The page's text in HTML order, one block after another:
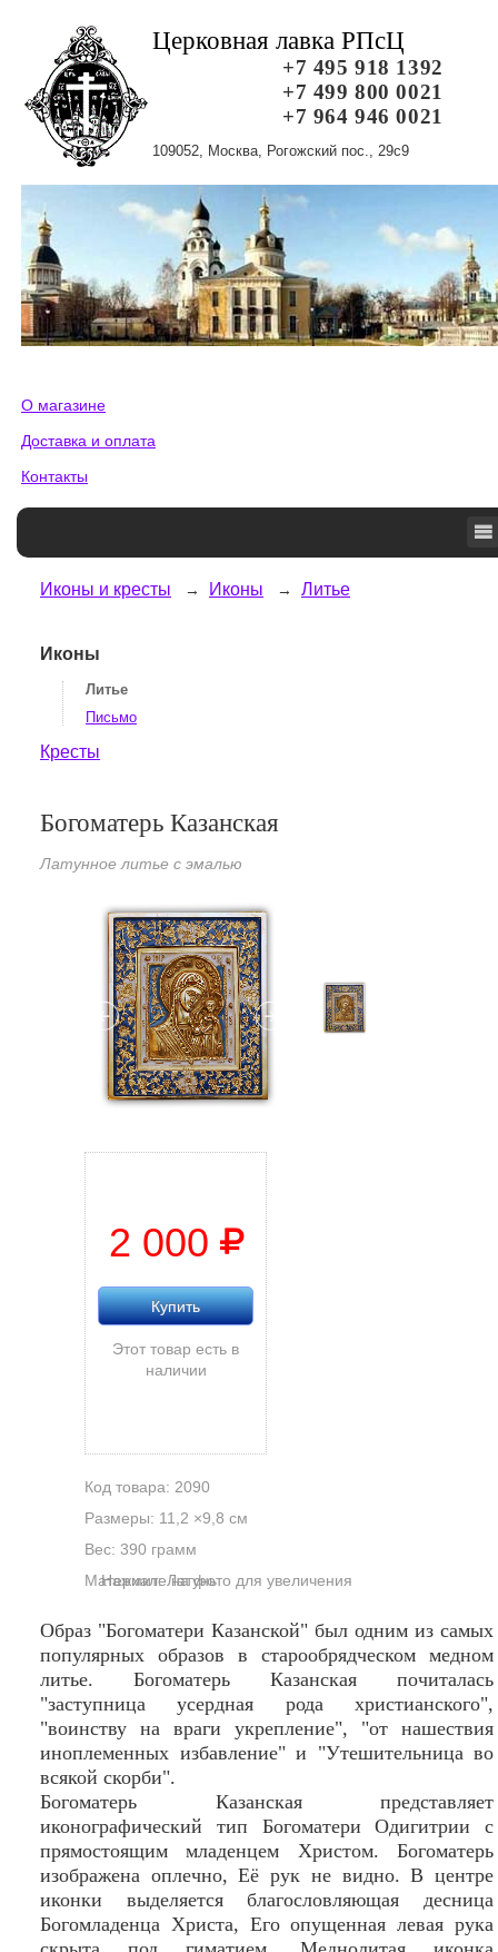
Церковная лавка РПсЦ
+7 495 918 1392
+7 499 800 0021
+7 964 946 0021
109052, Москва, Рогожский пос., 29с9
О магазине
Доставка и оплата
Контакты
Иконы и кресты Иконы Литье
Иконы
Литье
Письмо
Кресты
Богоматерь Казанская
Латунное литье с эмалью
Нажмите на фото для увеличения
2 000
Купить
Этот товар есть в
наличии
Код товара: 2090
Размеры: 11,2 ×9,8 см
Вес: 390 грамм
Материал: Латунь
Образ "Богоматери Казанской" был одним из самых
популярных образов в старообрядческом медном
литье. Богоматерь Казанская почиталась
"заступница усердная рода христианского",
"воинству на враги укрепление", "от нашествия
иноплеменных избавление" и "Утешительница во
всякой скорби".
Богоматерь Казанская представляет
иконографический тип Богоматери Одигитрии с
прямостоящим младенцем Христом. Богоматерь
изображена оплечно, Её рук не видно. В центре
иконки выделяется благословляющая десница
Богомладенца Христа, Его опущенная левая рука